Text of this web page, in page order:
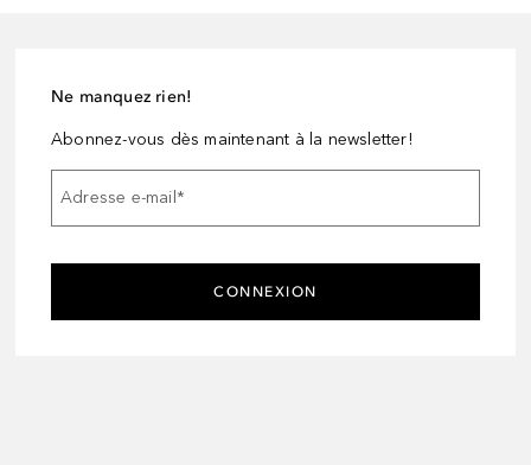
Ne manquez rien!
Abonnez-vous dès maintenant à la newsletter!
Adresse e-mail*
CONNEXION